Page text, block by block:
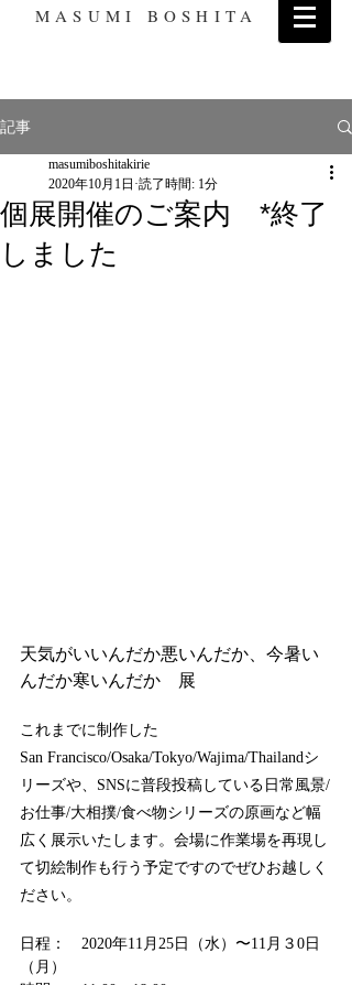
MASUMI BOSHITA
記事
個展開催のご案内 *終了
しました
masumiboshitakirie
2020年10月1日 読了時間: 1分
天気がいいんだか悪いんだか、今暑い
んだか寒いんだか　展
これまでに制作した
San Francisco/Osaka/Tokyo/Wajima/Thailandシ
リーズや、SNSに普段投稿している日常風景/
お仕事/大相撲/食べ物シリーズの原画など幅
広く展示いたします。会場に作業場を再現し
て切絵制作も行う予定ですのでぜひお越しく
ださい。
日程：　2020年11月25日（水）〜11月３0日
（月）